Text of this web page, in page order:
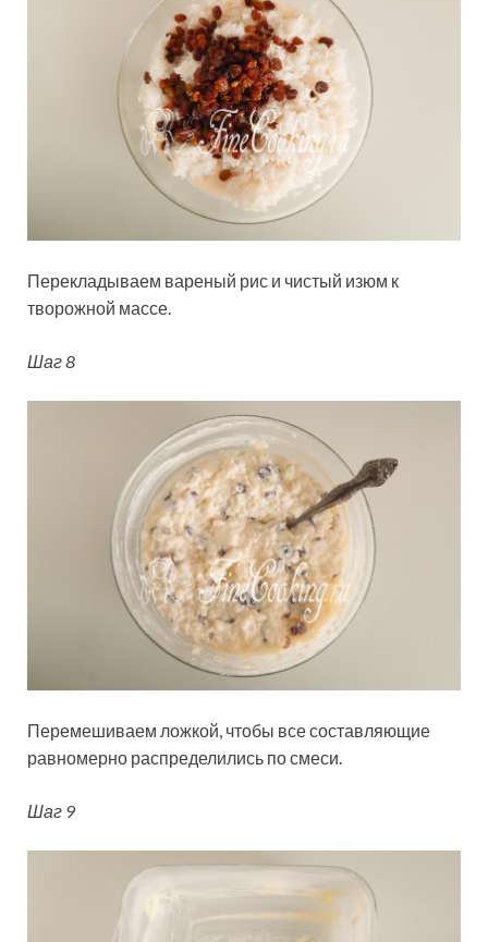
Перекладываем вареный рис и чистый изюм к
творожной массе.
Шаг 8
Перемешиваем ложкой, чтобы все составляющие
равномерно распределились по смеси.
Шаг 9